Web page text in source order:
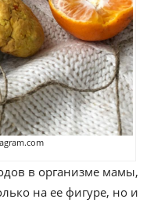
в организме мамы,
на ее фигуре, но и